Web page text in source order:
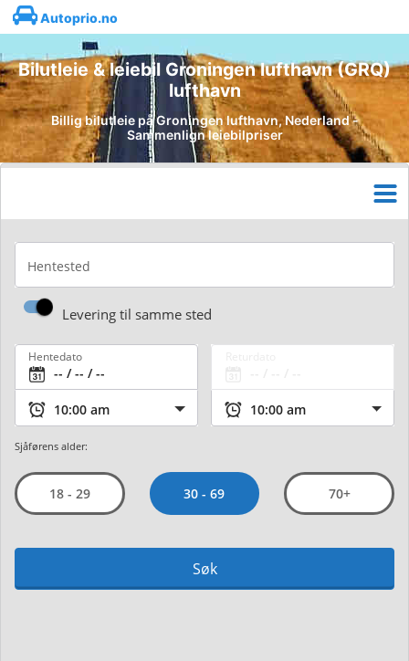
Autoprio.no
Bilutleie & leiebil Groningen lufthavn (GRQ)
lufthavn
Billig bilutleie på Groningen lufthavn, Nederland -
Sammenlign leiebilpriser
Hentested
Levering til samme sted
Hentedato
Sjåførens alder:
18 - 29 30 - 69 70+
Søk